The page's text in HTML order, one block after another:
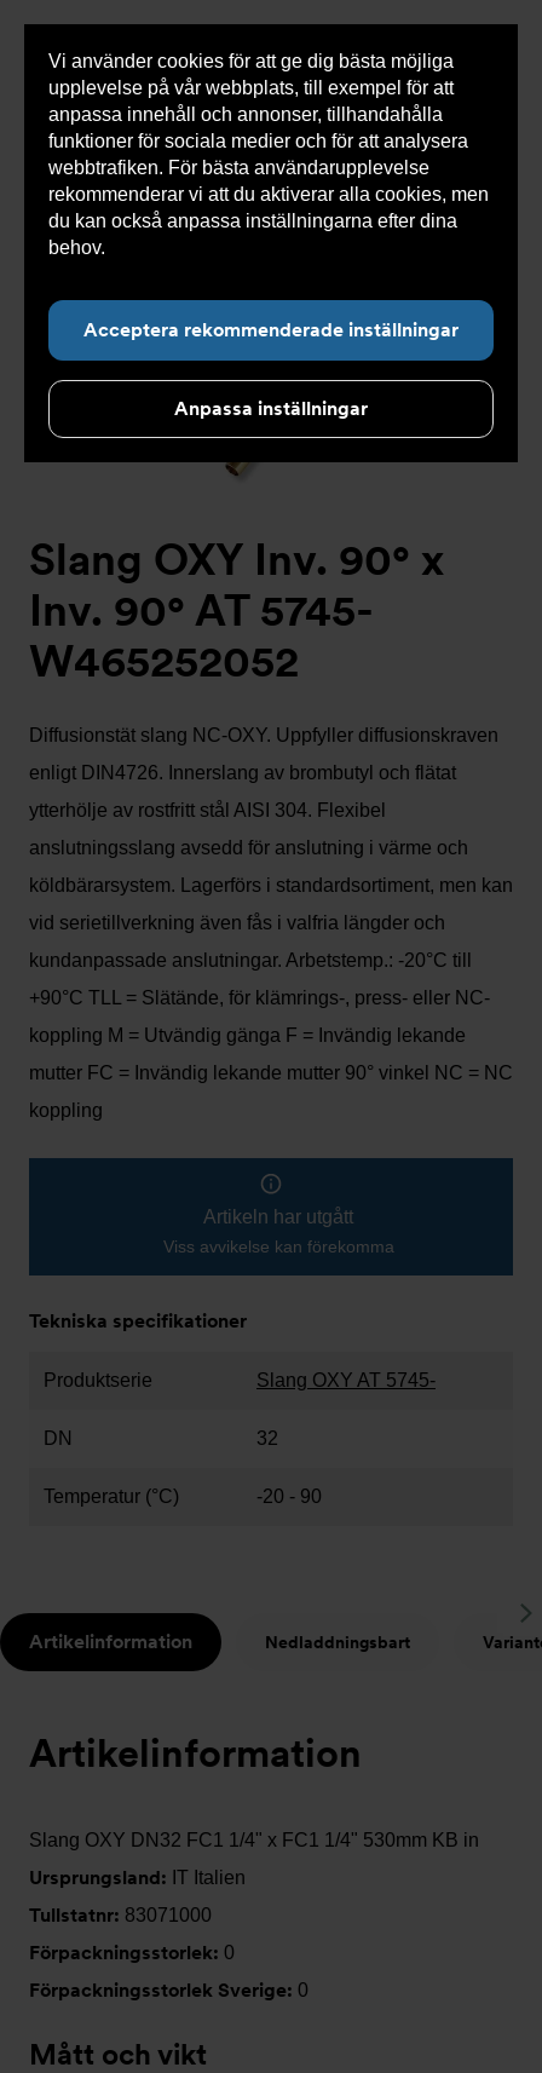
Vi använder cookies för att ge dig bästa möjliga
upplevelse på vår webbplats, till exempel för att
anpassa innehåll och annonser, tillhandahålla
funktioner för sociala medier och för att analysera
webbtrafiken. För bästa användarupplevelse
rekommenderar vi att du aktiverar alla cookies, men
du kan också anpassa inställningarna efter dina
behov.
Acceptera rekommenderade inställningar
Anpassa inställningar
0 varorSnabborder
Du
här:
Armatec > Produkter > Kyla > Slang >
Slang
OXY
> Slang OXY AT 5745- >
Slang OXY Inv. 90° x Inv.
90° AT 5745-W465252052
Slang OXY Inv. 90° x
Inv. 90° AT 5745-
W465252052
Diffusionstät slang NC-OXY. Uppfyller diffusionskraven
enligt DIN4726. Innerslang av brombutyl och flätat
ytterhölje av rostfritt stål AISI 304. Flexibel
anslutningsslang avsedd för anslutning i värme och
köldbärarsystem. Lagerförs i standardsortiment, men kan
vid serietillverkning även fås i valfria längder och
kundanpassade anslutningar. Arbetstemp.: -20°C till
+90°C TLL = Slätände, för klämrings-, press- eller NC-
koppling M = Utvändig gänga F = Invändig lekande
mutter FC = Invändig lekande mutter 90° vinkel NC = NC
koppling
Artikeln har utgått
Viss avvikelse kan förekomma
Tekniska specifikationer
Produktserie Slang OXY AT 5745-
DN 32
Temperatur (°C) -20 - 90
Artikelinformation Nedladdningsbart
Artikelinformation
Slang OXY DN32 FC1 1/4" x FC1 1/4" 530mm KB in
Ursprungsland: IT Italien
Tullstatnr: 83071000
Förpackningsstorlek: 0
Förpackningsstorlek Sverige: 0
Mått och vikt